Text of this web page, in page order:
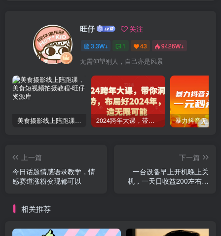
旺仔 关注
3.3W+ 1 43 9426W+
无需仰望别人，自己亦是风景
美食摄影线上陪跑课，美食短视频拍摄教程 2024跨年大课，​带你洞察趋势，布局好2024年，创造无限可能
上一篇
今日话题情感语录教学，情
感赛道涨粉变现都可以
下一篇
一台设备早上开机晚上关
机，一天日收益200左右，
相关推荐